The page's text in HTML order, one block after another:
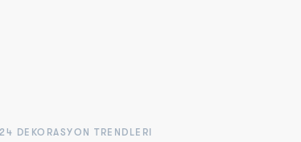
DEKORASYON TRENDLERI